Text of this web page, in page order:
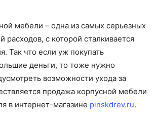
мебели – одна из самых серьезных
расходов, с которой сталкивается
Так что если уж покупать
деньги, то тоже нужно
возможности ухода за
продажа корпусной мебели
в интернет-магазине pinskdrev.ru.